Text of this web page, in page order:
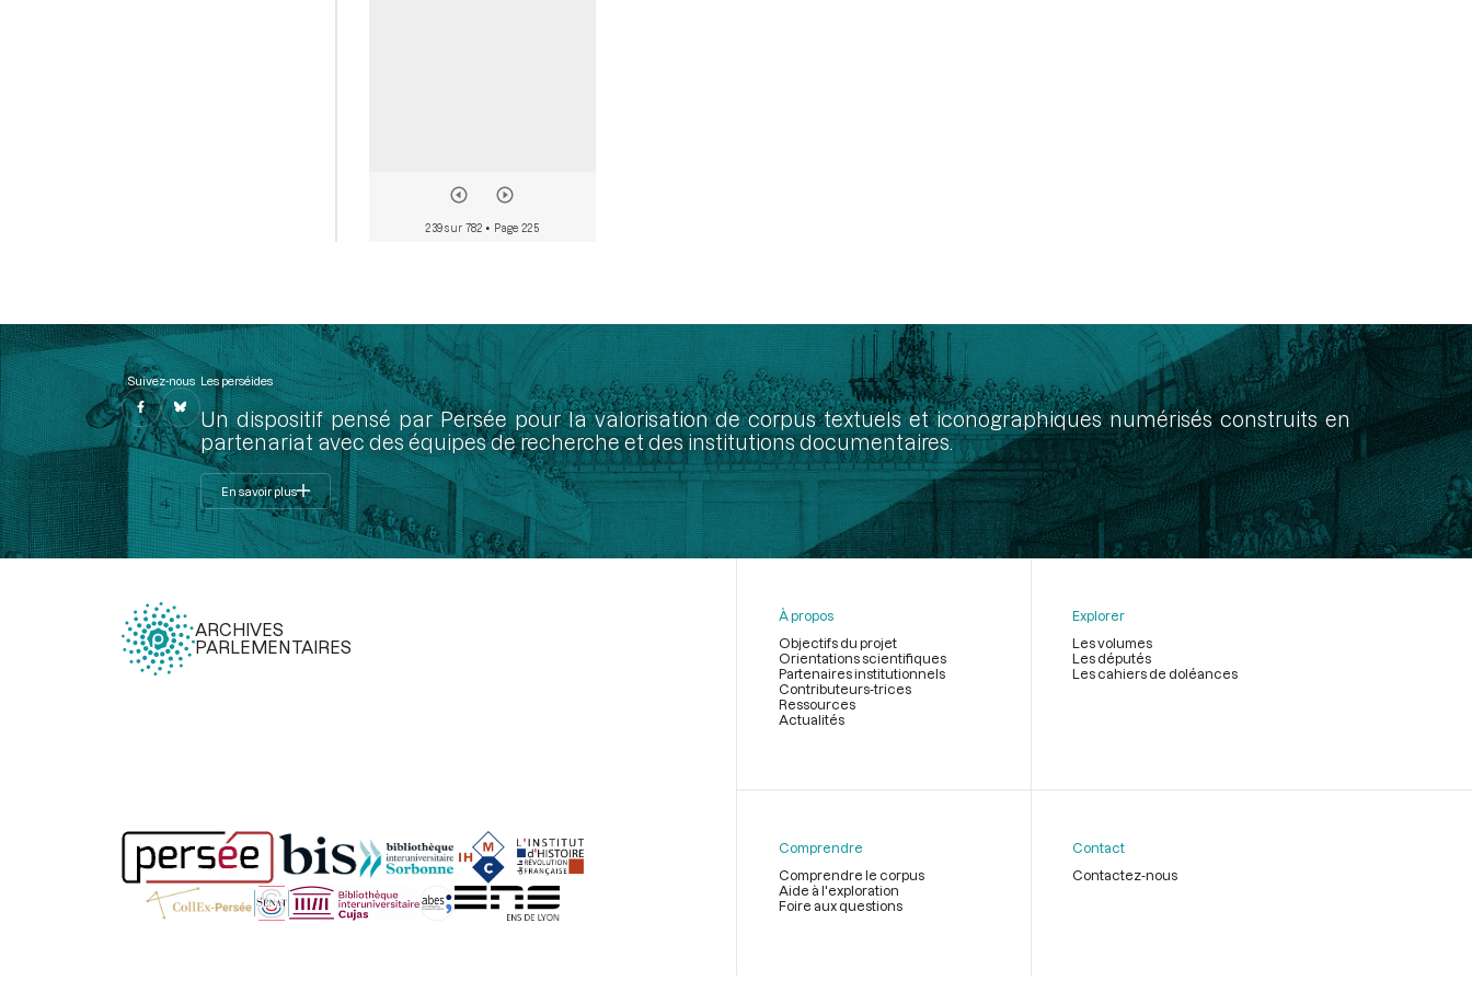
239 sur 782 • Page 225
Suivez-nous Les perséides
Un dispositif pensé par Persée pour la valorisation de corpus textuels et iconographiques numérisés construits en
partenariat avec des équipes de recherche et des institutions documentaires.
En savoir plus
ARCHIVES
PARLEMENTAIRES
page
À propos
Objectifs du projet
Orientations scientifiques
Partenaires institutionnels
Contributeurs-trices
Ressources
Actualités
Explorer
Les volumes
Les députés
Les cahiers de doléances
Comprendre
Comprendre le corpus
Aide à l'exploration
Foire aux questions
Contact
Contactez-nous